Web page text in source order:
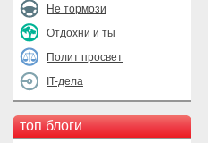
Не тормози
Отдохни и ты
Полит просвет
IT-дела
топ блоги